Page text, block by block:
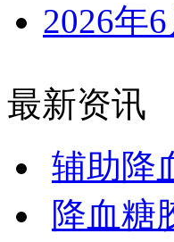
2026年
最新资讯
辅助降
降血糖